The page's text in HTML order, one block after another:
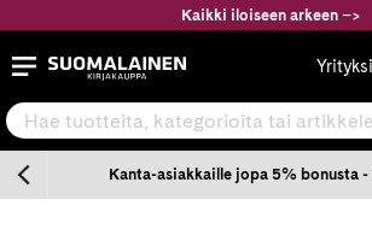
Kaikki iloiseen arkeen –>
Hae tuotteita, kategorioita tai artikkeleita
Kanta-asiakkaille jopa 5% bonusta